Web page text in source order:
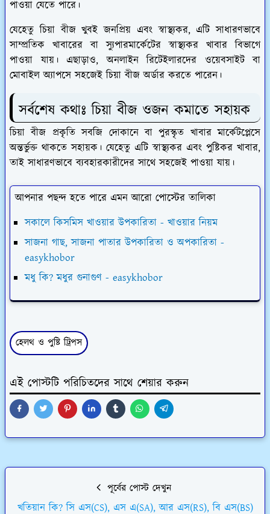
পাওয়া যেতে পারে।
যেহেতু চিয়া বীজ খুবই জনপ্রিয় এবং স্বাস্থ্যকর, এটি সাধারণভাবে
সাম্প্রতিক খাবারের বা স্যুপারমার্কেটের স্বাস্থ্যকর খাবার বিভাগে
পাওয়া যায়। এছাড়াও, অনলাইন রিটেইলারদের ওয়েবসাইট বা
মোবাইল অ্যাপসে সহজেই চিয়া বীজ অর্ডার করতে পারেন।
সর্বশেষ কথাঃ চিয়া বীজ ওজন কমাতে সহায়ক
চিয়া বীজ প্রকৃতি সবজি দোকানে বা পুরস্কৃত খাবার মার্কেটপ্লেসে
অন্তর্ভুক্ত থাকতে সহায়ক। যেহেতু এটি স্বাস্থ্যকর এবং পুষ্টিকর খাবার,
তাই সাধারণভাবে ব্যবহারকারীদের সাথে সহজেই পাওয়া যায়।
আপনার পছন্দ হতে পারে এমন আরো পোস্টের তালিকা
সকালে কিসমিস খাওয়ার উপকারিতা - খাওয়ার নিয়ম
সাজনা গাছ, সাজনা পাতার উপকারিতা ও অপকারিতা -
easykhobor
মধু কি? মধুর গুনাগুণ - easykhobor
হেলথ ও পুষ্টি ট্রিপস
এই পোস্টটি পরিচিতদের সাথে শেয়ার করুন
পূর্বের পোস্ট দেখুন
খতিয়ান কি? সি এস(CS), এস এ(SA), আর এস(RS), বি এস(BS)